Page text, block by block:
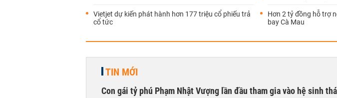
Vietjet dự kiến phát hành hơn 177 triệu cổ phiếu trả
cổ tức
Hơn 2 tỷ đồng hỗ trợ
bay Cà Mau
TIN MỚI
Con gái tỷ phú Phạm Nhật Vượng lần đầu tham gia vào hệ sinh